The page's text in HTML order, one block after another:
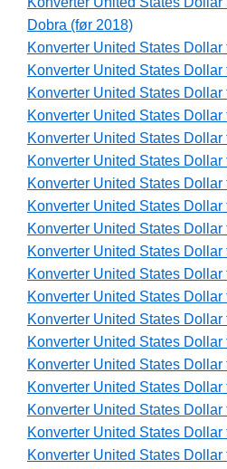
Dobra (før 2018)
Konverter United States Dollar
Konverter United States
Konverter United States
Konverter United States
Konverter United States
Konverter United States
Konverter United States
Konverter United States
Konverter United States
Konverter United States
Konverter United States
Konverter United States
Konverter United States
Konverter United States
Konverter United States
Konverter United States Dollar
Konverter United States
Konverter United States
Konverter United States